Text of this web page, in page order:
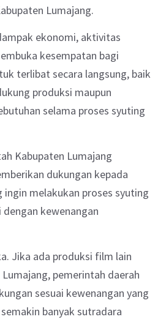
Lumajang.
ekonomi, aktivitas
kesempatan bagi
terlibat secara langsung, baik
produksi maupun
selama proses syuting
Kabupaten Lumajang
dukungan kepada
ingin melakukan proses syuting
dengan kewenangan
Jika ada produksi film lain
pemerintah daerah
sesuai kewenangan yang
banyak sutradara